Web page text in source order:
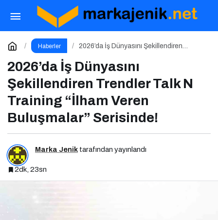
Haberler
2026’da İş Dünyasını Şekillendiren
Buluşmalar” Serisinde!
2026’da İş Dünyasını
Şekillendiren Trendler Talk N
Training “İlham Veren
Buluşmalar” Serisinde!
Marka Jenik tarafından yayınlandı
2dk, 23sn
Erdoğan’dan İzmirli İş İnsanı Nazım
Torbaoğlu’na Anlamlı Plaket
Yorum Yap